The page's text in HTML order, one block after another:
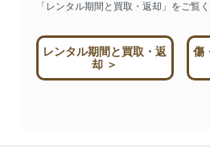
「レンタル期間と買取・返却」をご覧く
レンタル期間と買取・返
却 ＞
傷